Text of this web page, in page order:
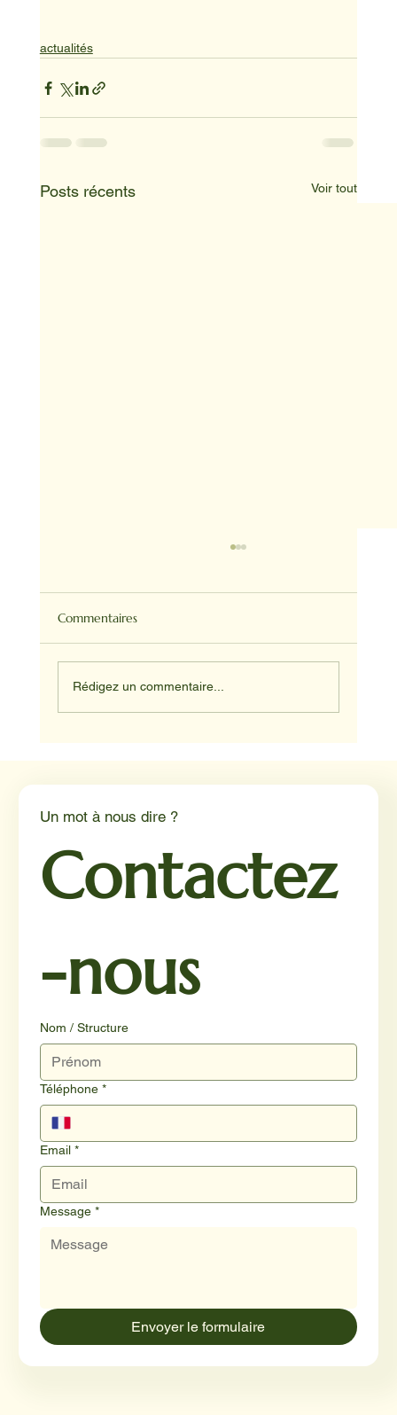
actualités
Posts récents Voir tout
Commentaires
Rédigez un commentaire...
Un mot à nous dire ?
Contactez
-nous
Nom / Structure
Téléphone *
Email *
Message *
Envoyer le formulaire